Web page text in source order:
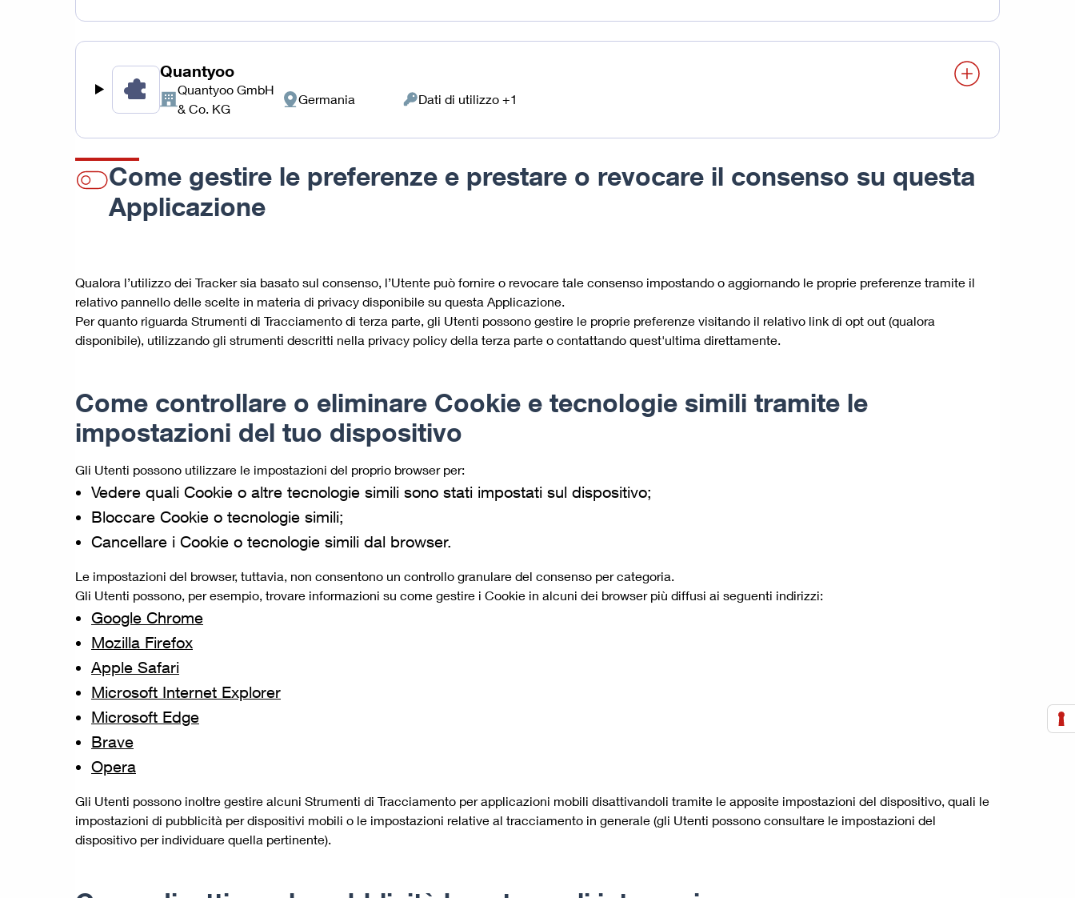
Quantyoo
Azienda:
Quantyoo GmbH
& Co. KG
Luogo
Germania
Dati
Dati di utilizzo +1
Come gestire le preferenze e prestare o revocare il consenso su questa
Applicazione
Qualora l’utilizzo dei Tracker sia basato sul consenso, l’Utente può fornire o revocare tale consenso impostando o aggiornando le proprie preferenze tramite il
relativo pannello delle scelte in materia di privacy disponibile su questa Applicazione.
Per quanto riguarda Strumenti di Tracciamento di terza parte, gli Utenti possono gestire le proprie preferenze visitando il relativo link di opt out (qualora
disponibile), utilizzando gli strumenti descritti nella privacy policy della terza parte o contattando quest'ultima direttamente.
Come controllare o eliminare Cookie e tecnologie simili tramite le
impostazioni del tuo dispositivo
Gli Utenti possono utilizzare le impostazioni del proprio browser per:
Vedere quali Cookie o altre tecnologie simili sono stati impostati sul dispositivo;
Bloccare Cookie o tecnologie simili;
Cancellare i Cookie o tecnologie simili dal browser.
Le impostazioni del browser, tuttavia, non consentono un controllo granulare del consenso per categoria.
Gli Utenti possono, per esempio, trovare informazioni su come gestire i Cookie in alcuni dei browser più diffusi ai seguenti indirizzi:
Google Chrome
Mozilla Firefox
Apple Safari
Microsoft Internet Explorer
Microsoft Edge
Brave
Opera
Gli Utenti possono inoltre gestire alcuni Strumenti di Tracciamento per applicazioni mobili disattivandoli tramite le apposite impostazioni del dispositivo, quali le
impostazioni di pubblicità per dispositivi mobili o le impostazioni relative al tracciamento in generale (gli Utenti possono consultare le impostazioni del
dispositivo per individuare quella pertinente).